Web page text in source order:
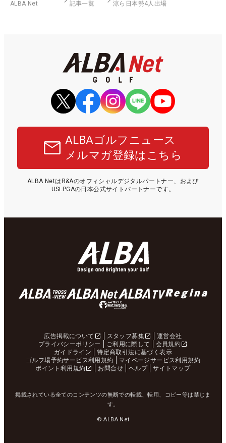
ALBA Net
記事一覧
涼ら日本勢4人出場
ALBAゴルフニュース
メルマガ登録はこちら
ALBA NetはR&Aのオフィシャルデジタルパートナー、および
USLPGAの日本公式サイトパートナーです。
広告掲載について スタッフ募集
運営会社
プライバシーポリシー
ご利用に際して
会員規約
ガイドライン
特定商取引法に基づく表示
ゴルフ場予約サービス利用規約
マイページサービス利用規約
ポイント利用規約
お問合せ ヘルプ サイトマップ
掲載されている全てのコンテンツの無断での転載、転用、コピー等は禁じま
す。
© ALBA Net